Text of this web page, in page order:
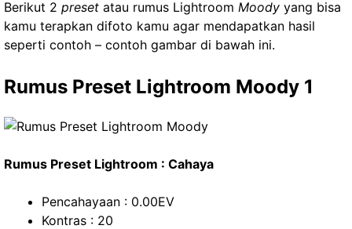
Berikut 2 preset atau rumus Lightroom Moody yang bisa
kamu terapkan difoto kamu agar mendapatkan hasil
seperti contoh – contoh gambar di bawah ini.
Rumus Preset Lightroom Moody 1
Rumus Preset Lightroom : Cahaya
Pencahayaan : 0.00EV
Kontras : 20